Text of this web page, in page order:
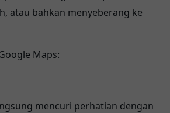
atau bahkan menyeberang ke
Maps:
mencuri perhatian dengan